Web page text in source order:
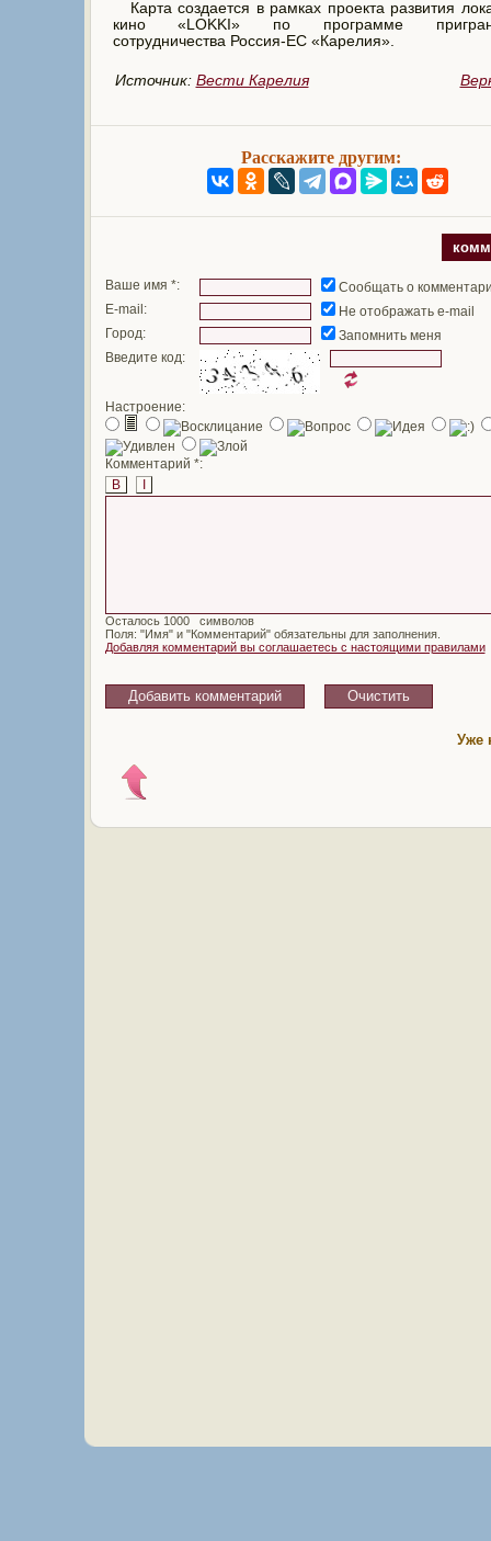
Карта создается в рамках проекта развития
кино «LOKKI» по программе
сотрудничества Россия-ЕС «Карелия».
Источник: Вести Карелия
Расскажите другим:
Ваше имя *:
Сообщать о
E-mail:
Не отображать e-mail
Город:
Запомнить меня
Введите код:
Настроение:
Комментарий *:
B
I
Осталось
символов
Поля: "Имя" и "Комментарий" обязательны для заполнения.
Добавляя комментарий вы соглашаетесь с настоящими правилами
Уже